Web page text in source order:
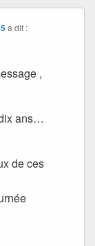
a dit :
,
ans…
de ces